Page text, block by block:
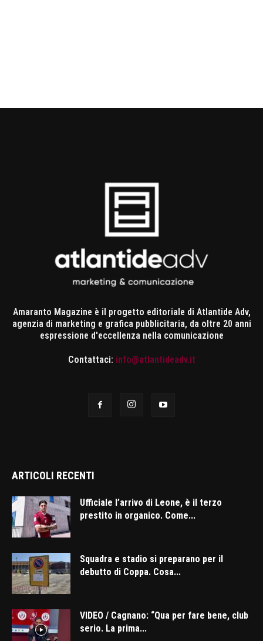
Amaranto Magazine è il progetto editoriale di Atlantide Adv,
agenzia di marketing e grafica pubblicitaria, da oltre 20 anni
espressione d'eccellenza nella comunicazione
Contattaci: info@atlantideadv.it
ARTICOLI RECENTI
Ufficiale l’arrivo di Leone, è il terzo
prestito in organico. Come...
Squadra e stadio si preparano per il
debutto di Coppa. Cosa...
VIDEO / Cagnano: “Qua per fare bene, club
serio. La prima...